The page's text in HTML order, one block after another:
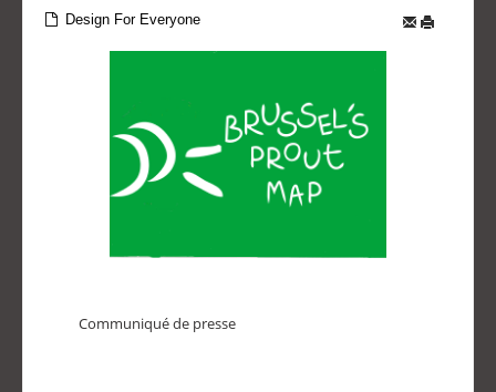
Design For Everyone
Communiqué de presse